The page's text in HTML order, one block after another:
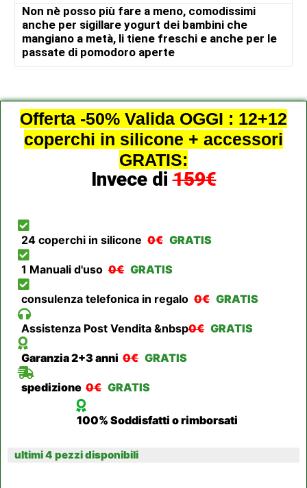
Non nè posso più fare a meno, comodissimi
anche per sigillare yogurt dei bambini che
mangiano a metà, li tiene freschi e anche per le
passate di pomodoro aperte
Offerta -50% Valida OGGI : 12+12
coperchi in silicone + accessori
GRATIS:
Invece di159€
24 coperchi in silicone 0€ GRATIS
1 Manuali d'uso 0€ GRATIS
consulenza telefonica in regalo 0€ GRATIS
Assistenza Post Vendita &nbsp0€ GRATIS
Garanzia 2+3 anni 0€ GRATIS
spedizione 0€ GRATIS
100% Soddisfatti o rimborsati
ultimi 4 pezzi disponibili